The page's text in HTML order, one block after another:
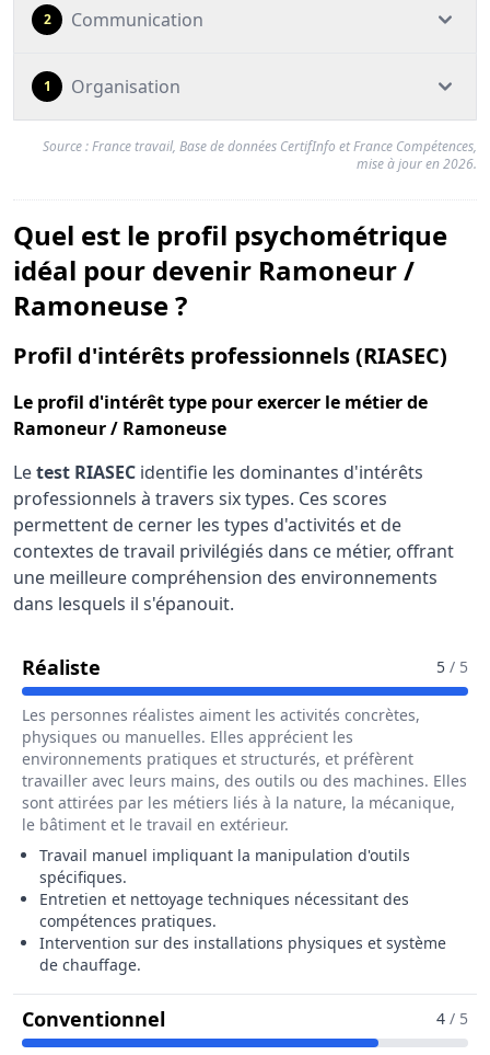
2 Communication
1 Organisation
Source : France travail, Base de données CertifInfo et France Compétences,
mise à jour en 2026.
Quel est le profil psychométrique
idéal pour devenir Ramoneur /
Ramoneuse ?
Profil d'intérêts professionnels (RIASEC)
Le profil d'intérêt type pour exercer le métier de
Ramoneur / Ramoneuse
Letest RIASEC identifie les dominantes d'intérêts
professionnels à travers six types. Ces scores
permettent de cerner les types d'activités et de
contextes de travail privilégiés dans ce métier, offrant
une meilleure compréhension des environnements
dans lesquels il s'épanouit.
Réaliste Pour Le Métier De Ramoneur / 5 / 5
Les personnes réalistes aiment les activités concrètes,
physiques ou manuelles. Elles apprécient les
environnements pratiques et structurés, et préfèrent
travailler avec leurs mains, des outils ou des machines. Elles
sont attirées par les métiers liés à la nature, la mécanique,
le bâtiment et le travail en extérieur.
Travail manuel impliquant la manipulation d'outils
spécifiques.
Entretien et nettoyage techniques nécessitant des
compétences pratiques.
Intervention sur des installations physiques et système
de chauffage.
ConventionnelPour Le Métier De Ramoneur /
4 / 5